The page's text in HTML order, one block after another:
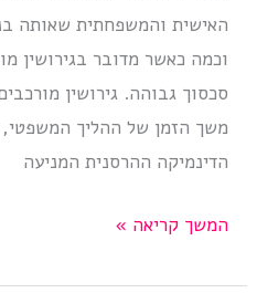
האישית והמשפחתית שאותה
וכמה כאשר מדובר בגירושין
סכסוך גבוהה. גירושין
משך הזמן של ההליך המשפטי,
הדינמיקה ההרסנית המניעה
התמודדות
המשך קריאה »